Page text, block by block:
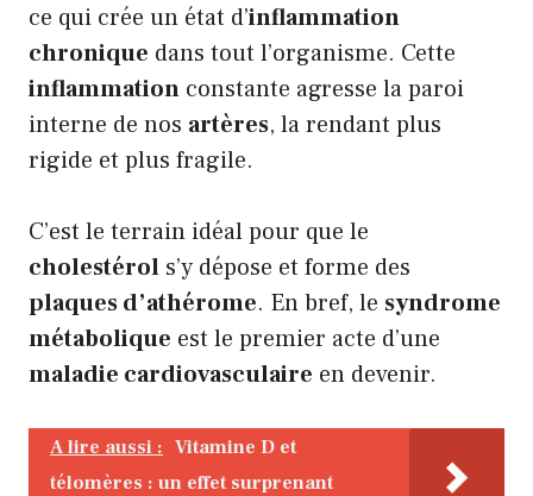
ce qui crée un état d’inflammation
chronique dans tout l’organisme. Cette
inflammation constante agresse la paroi
interne de nos artères, la rendant plus
rigide et plus fragile.
C’est le terrain idéal pour que le
cholestérol s’y dépose et forme des
plaques d’athérome. En bref, le syndrome
métabolique est le premier acte d’une
maladie cardiovasculaire en devenir.
A lire aussi : Vitamine D et
télomères : un effet surprenant